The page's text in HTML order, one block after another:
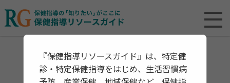
『保健指導リソースガイド』は、特定健
診・特定保健指導をはじめ、生活習慣病